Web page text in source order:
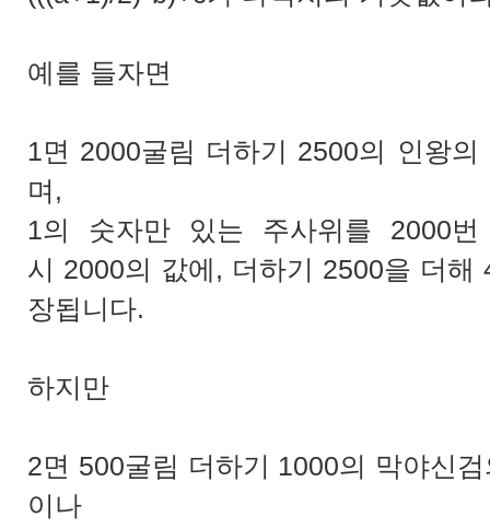
예를 들자면
1면 2000굴림 더하기 2500의 인왕
며,
1의 숫자만 있는 주사위를 2000
시 2000의 값에, 더하기 2500을 더해
장됩니다.
하지만
2면 500굴림 더하기 1000의 막야신
이나